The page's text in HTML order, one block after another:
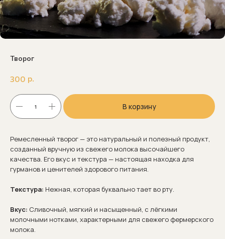
Творог
300 р.
В корзину
Ремесленный творог — это натуральный и полезный продукт,
созданный вручную из свежего молока высочайшего
качества. Его вкус и текстура — настоящая находка для
гурманов и ценителей здорового питания.
Текстура: Нежная, которая буквально тает во рту.
Вкус: Сливочный, мягкий и насыщенный, с лёгкими
молочными нотками, характерными для свежего фермерского
молока.